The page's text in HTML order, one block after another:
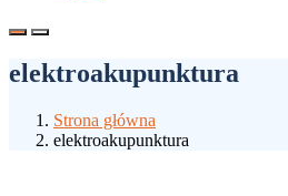
elektroakupunktura
Strona główna
elektroakupunktura